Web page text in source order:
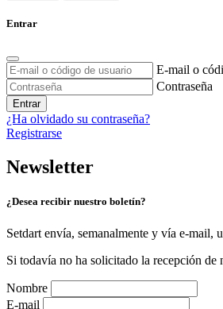
Entrar
E-mail o
Contraseña
Entrar
¿Ha olvidado su contraseña?
Registrarse
Newsletter
¿Desea recibir nuestro boletín?
Setdart envía, semanalmente y vía e-mail,
Si todavía no ha solicitado la recepción
Nombre
E-mail